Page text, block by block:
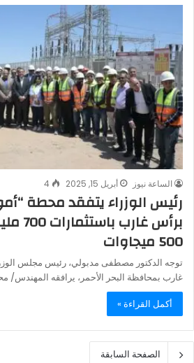
الساعة نيوز أبريل 15, 2025 4
رئيس الوزراء يتفقد محطة
برأس
500 ميجاوات
توجه الدكتور مصطفى مدبولي، رئيس مجلس
غارب بمحافظة البحر الأحمر، يرافقه
أكمل القراءة »
الصفحة السابقة